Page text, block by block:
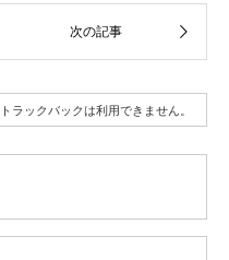
トラックバックは利用できません。